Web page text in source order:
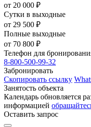
от 20 000 ₽
Сутки в выходные
от 29 500 ₽
Полные выходные
от 70 800 ₽
Телефон для
8-800-500-99-32
Забронировать
Скопировать ссылку
Занятость объекта
Календарь обновляется
информацией
Оставить запрос